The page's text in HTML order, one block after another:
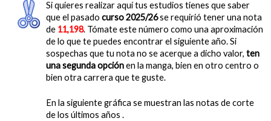
Si quieres realizar aquí tus estudios tienes que saber
que el pasado curso 2025/26se requirió tener una nota
de 11,198. Tómate este número como una aproximación
de lo que te puedes encontrar el siguiente año. Si
sospechas que tu nota no se acerque a dicho valor, ten
una segunda opciónen la manga, bien en otro centro o
bien otra carrera que te guste.
En la siguiente gráfica se muestran las notas de corte
de los últimos años .